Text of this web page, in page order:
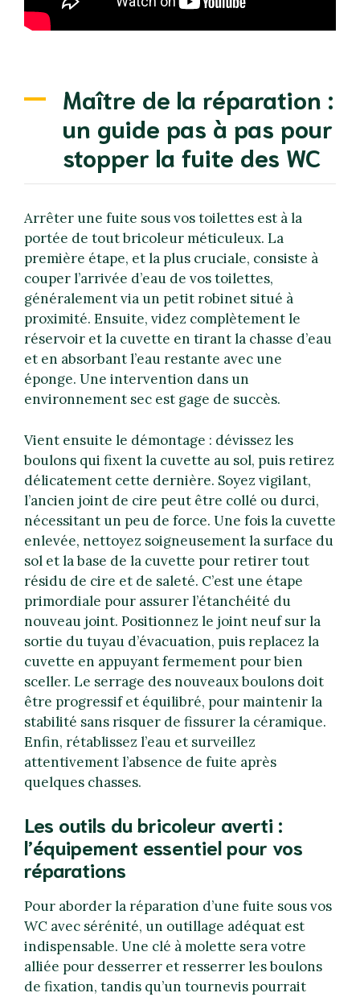
Maître de la réparation :
un guide pas à pas pour
stopper la fuite des WC
Arrêter une fuite sous vos toilettes est à la
portée de tout bricoleur méticuleux. La
première étape, et la plus cruciale, consiste à
couper l’arrivée d’eau de vos toilettes,
généralement via un petit robinet situé à
proximité. Ensuite, videz complètement le
réservoir et la cuvette en tirant la chasse d’eau
et en absorbant l’eau restante avec une
éponge. Une intervention dans un
environnement sec est gage de succès.
Vient ensuite le démontage : dévissez les
boulons qui fixent la cuvette au sol, puis retirez
délicatement cette dernière. Soyez vigilant,
l’ancien joint de cire peut être collé ou durci,
nécessitant un peu de force. Une fois la cuvette
enlevée, nettoyez soigneusement la surface du
sol et la base de la cuvette pour retirer tout
résidu de cire et de saleté. C’est une étape
primordiale pour assurer l’étanchéité du
nouveau joint. Positionnez le joint neuf sur la
sortie du tuyau d’évacuation, puis replacez la
cuvette en appuyant fermement pour bien
sceller. Le serrage des nouveaux boulons doit
être progressif et équilibré, pour maintenir la
stabilité sans risquer de fissurer la céramique.
Enfin, rétablissez l’eau et surveillez
attentivement l’absence de fuite après
quelques chasses.
Les outils du bricoleur averti :
l’équipement essentiel pour vos
réparations
Pour aborder la réparation d’une fuite sous vos
WC avec sérénité, un outillage adéquat est
indispensable. Une clé à molette sera votre
alliée pour desserrer et resserrer les boulons
de fixation, tandis qu’un tournevis pourrait